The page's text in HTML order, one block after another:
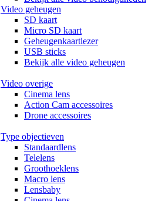
Video geheugen
SD kaart
Micro SD kaart
Geheugenkaartlezer
USB sticks
Bekijk alle video geheugen
Video overige
Cinema lens
Action Cam accessoires
Drone accessoires
Type objectieven
Standaardlens
Telelens
Groothoeklens
Macro lens
Lensbaby